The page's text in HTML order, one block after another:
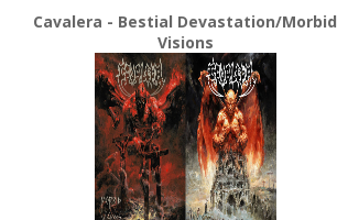
Cavalera - Bestial Devastation/Morbid
Visions